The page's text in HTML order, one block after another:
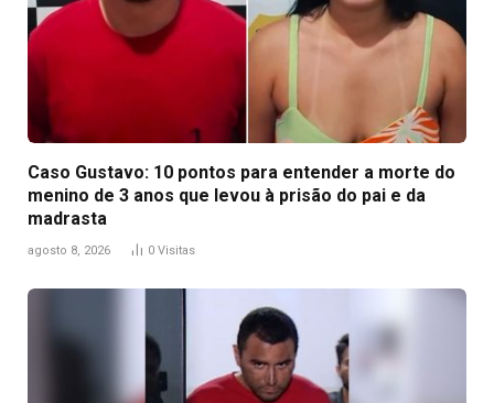
Caso Gustavo: 10 pontos para entender a morte do
menino de 3 anos que levou à prisão do pai e da
madrasta
agosto 8, 2026 0 Visitas